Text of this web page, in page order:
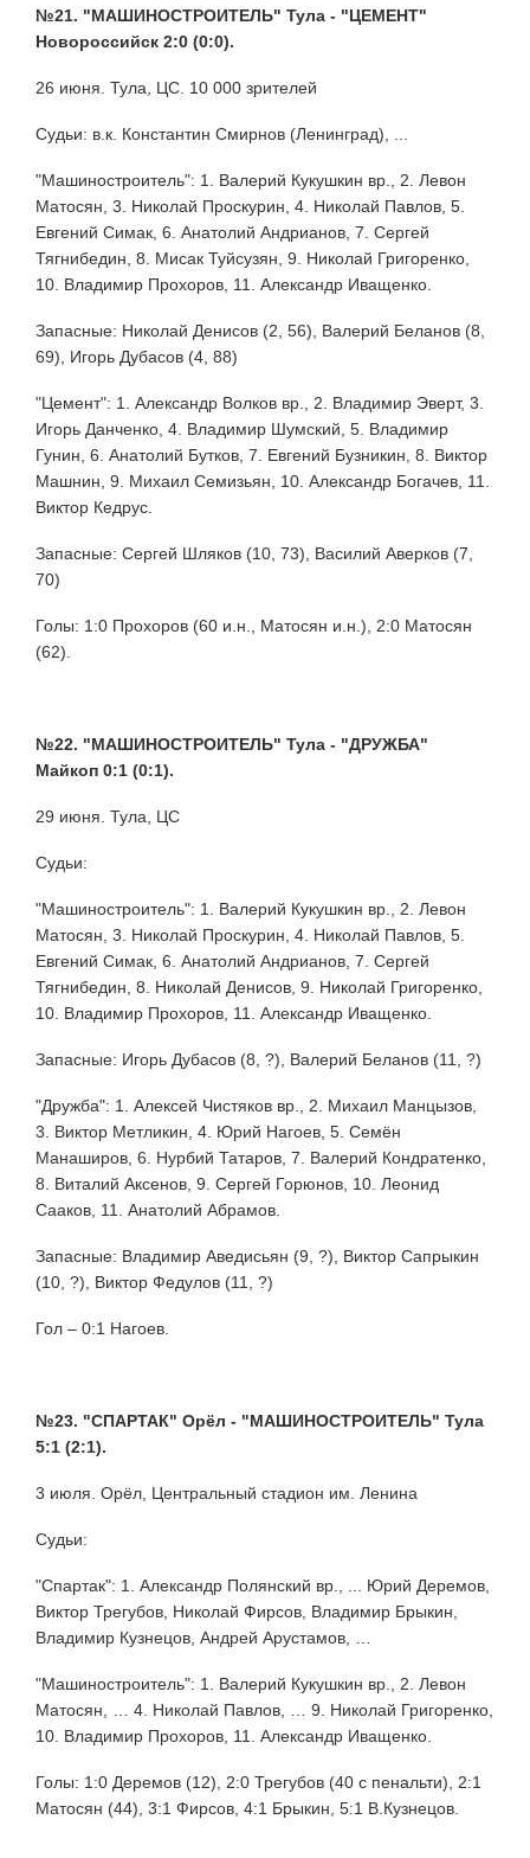
№21. "МАШИНОСТРОИТЕЛЬ" Тула - "ЦЕМЕНТ"
Новороссийск 2:0 (0:0).
26 июня. Тула, ЦС. 10 000 зрителей
Судьи: в.к. Константин Смирнов (Ленинград), ...
"Машиностроитель": 1. Валерий Кукушкин вр., 2. Левон
Матосян, 3. Николай Проскурин, 4. Николай Павлов, 5.
Евгений Симак, 6. Анатолий Андрианов, 7. Сергей
Тягнибедин, 8. Мисак Туйсузян, 9. Николай Григоренко,
10. Владимир Прохоров, 11. Александр Иващенко.
Запасные: Николай Денисов (2, 56), Валерий Беланов (8,
69), Игорь Дубасов (4, 88)
"Цемент": 1. Александр Волков вр., 2. Владимир Эверт, 3.
Игорь Данченко, 4. Владимир Шумский, 5. Владимир
Гунин, 6. Анатолий Бутков, 7. Евгений Бузникин, 8. Виктор
Машнин, 9. Михаил Семизьян, 10. Александр Богачев, 11.
Виктор Кедрус.
Запасные: Сергей Шляков (10, 73), Василий Аверков (7,
70)
Голы: 1:0 Прохоров (60 и.н., Матосян и.н.), 2:0 Матосян
(62).
№22. "МАШИНОСТРОИТЕЛЬ" Тула - "ДРУЖБА"
Майкоп 0:1 (0:1).
29 июня. Тула, ЦС
Судьи:
"Машиностроитель": 1. Валерий Кукушкин вр., 2. Левон
Матосян, 3. Николай Проскурин, 4. Николай Павлов, 5.
Евгений Симак, 6. Анатолий Андрианов, 7. Сергей
Тягнибедин, 8. Николай Денисов, 9. Николай Григоренко,
10. Владимир Прохоров, 11. Александр Иващенко.
Запасные: Игорь Дубасов (8, ?), Валерий Беланов (11, ?)
"Дружба": 1. Алексей Чистяков вр., 2. Михаил Манцызов,
3. Виктор Метликин, 4. Юрий Нагоев, 5. Семён
Манаширов, 6. Нурбий Татаров, 7. Валерий Кондратенко,
8. Виталий Аксенов, 9. Сергей Горюнов, 10. Леонид
Сааков, 11. Анатолий Абрамов.
Запасные: Владимир Аведисьян (9, ?), Виктор Сапрыкин
(10, ?), Виктор Федулов (11, ?)
Гол – 0:1 Нагоев.
№23. "СПАРТАК" Орёл - "МАШИНОСТРОИТЕЛЬ" Тула
5:1 (2:1).
3 июля. Орёл, Центральный стадион им. Ленина
Судьи:
"Спартак": 1. Александр Полянский вр., ... Юрий Деремов,
Виктор Трегубов, Николай Фирсов, Владимир Брыкин,
Владимир Кузнецов, Андрей Арустамов, …
"Машиностроитель": 1. Валерий Кукушкин вр., 2. Левон
Матосян, … 4. Николай Павлов, … 9. Николай Григоренко,
10. Владимир Прохоров, 11. Александр Иващенко.
Голы: 1:0 Деремов (12), 2:0 Трегубов (40 с пенальти), 2:1
Матосян (44), 3:1 Фирсов, 4:1 Брыкин, 5:1 В.Кузнецов.